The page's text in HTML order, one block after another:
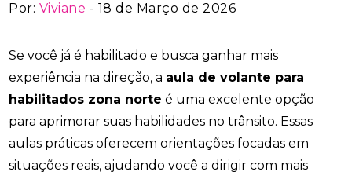
Por: Viviane - 18 de Março de 2026
Se você já é habilitado e busca ganhar mais
experiência na direção, a aula de volante para
habilitados zona norte é uma excelente opção
para aprimorar suas habilidades no trânsito. Essas
aulas práticas oferecem orientações focadas em
situações reais, ajudando você a dirigir com mais